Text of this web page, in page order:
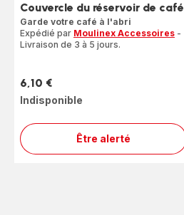
Être alertéCouvercle
du
Couvercle du réservoir de café
Garde votre café à l'abri
Expédié par Moulinex Accessoires -
Livraison de 3 à 5 jours.
Prix
6,10 €
Indisponible